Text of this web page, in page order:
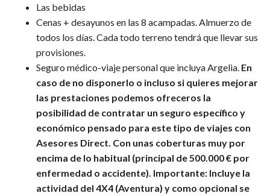
Las bebidas
Cenas + desayunos en las 8 acampadas. Almuerzo de
todos los días. Cada todo terreno tendrá que llevar sus
provisiones.
Seguro médico-viaje personal que incluya Argelia. En
caso de no disponerlo o incluso si quieres mejorar
las prestaciones podemos ofreceros la
posibilidad de contratar un seguro específico y
económico pensado para este tipo de viajes con
Asesores Direct. Con unas coberturas muy por
encima de lo habitual (principal de 500.000 € por
enfermedad o accidente). Importante: Incluye la
actividad del 4X4 (Aventura) y como opcional se